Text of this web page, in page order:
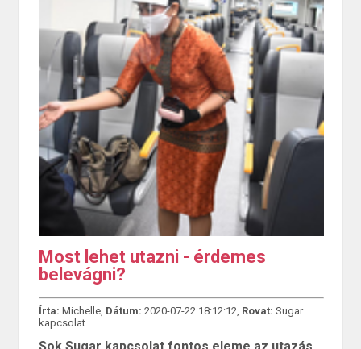
Most lehet utazni - érdemes
belevágni?
Írta: Michelle, Dátum: 2020-07-22 18:12:12, Rovat: Sugar
kapcsolat